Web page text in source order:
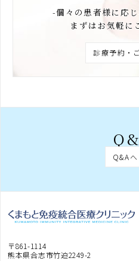
-個々の患者様に応
まずはお気軽に
診療予約・
Q&Aへ
〒861-1114
熊本県合志市竹迫2249-2